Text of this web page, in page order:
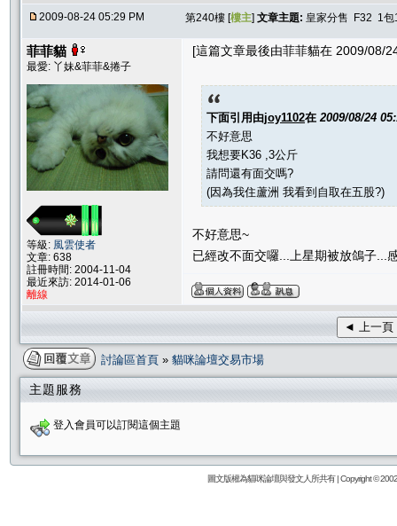
2009-08-24 05:29 PM 第240樓 [樓主] 文章主題: 皇家分售 F32 1包
菲菲貓
最愛: 丫妹&菲菲&捲子
等級: 風雲使者
文章: 638
註冊時間: 2004-11-04
最近來訪: 2014-01-06
離線
[這篇文章最後由菲菲貓在 2009/08/
下面引用由joy1102在 2009/08/24
不好意思
我想要K36 ,3公斤
請問還有面交嗎?
(因為我住蘆洲 我看到自取在五股?)
不好意思~
已經改不面交囉...上星期被放鴿子...
◄ 上一頁
討論區首頁 » 貓咪論壇交易市場
主題服務
登入會員可以訂閱這個主題
圖文版權為貓咪論壇與發文人所共有 | Copyright ©